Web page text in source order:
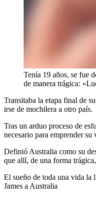
Tenía 19 años, se fue
de manera trágica:
Transitaba la etapa final de
irse de mochilera a otro país.
Tras un arduo proceso de
necesario para emprender su
Definió Australia como su
que allí, de una forma
El sueño de toda una vida la
James a Australia